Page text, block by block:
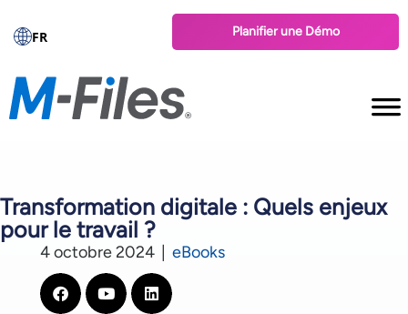
FR Planifier une Démo
Transformation digitale : Quels enjeux
pour le travail ?
4 octobre 2024 eBooks